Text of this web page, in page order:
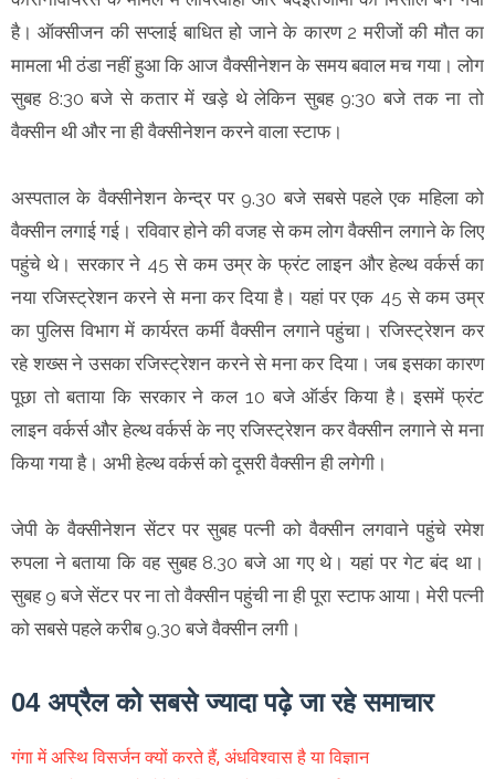
है। ऑक्सीजन की सप्लाई बाधित हो जाने के कारण 2 मरीजों की मौत का
मामला भी ठंडा नहीं हुआ कि आज वैक्सीनेशन के समय बवाल मच गया। लोग
सुबह 8:30 बजे से कतार में खड़े थे लेकिन सुबह 9:30 बजे तक ना तो
वैक्सीन थी और ना ही वैक्सीनेशन करने वाला स्टाफ।
अस्पताल के वैक्सीनेशन केन्द्र पर 9.30 बजे सबसे पहले एक महिला को
वैक्सीन लगाई गई। रविवार होने की वजह से कम लोग वैक्सीन लगाने के लिए
पहुंचे थे। सरकार ने 45 से कम उम्र के फ्रंट लाइन और हेल्थ वर्कर्स का
नया रजिस्ट्रेशन करने से मना कर दिया है। यहां पर एक 45 से कम उम्र
का पुलिस विभाग में कार्यरत कर्मी वैक्सीन लगाने पहुंचा। रजिस्ट्रेशन कर
रहे शख्स ने उसका रजिस्ट्रेशन करने से मना कर दिया। जब इसका कारण
पूछा तो बताया कि सरकार ने कल 10 बजे ऑर्डर किया है। इसमें फ्रंट
लाइन वर्कर्स और हेल्थ वर्कर्स के नए रजिस्ट्रेशन कर वैक्सीन लगाने से मना
किया गया है। अभी हेल्थ वर्कर्स को दूसरी वैक्सीन ही लगेगी।
जेपी के वैक्सीनेशन सेंटर पर सुबह पत्नी को वैक्सीन लगवाने पहुंचे रमेश
रुपला ने बताया कि वह सुबह 8.30 बजे आ गए थे। यहां पर गेट बंद था।
सुबह 9 बजे सेंटर पर ना तो वैक्सीन पहुंची ना ही पूरा स्टाफ आया। मेरी पत्नी
को सबसे पहले करीब 9.30 बजे वैक्सीन लगी।
04 अप्रैल को सबसे ज्यादा पढ़े जा रहे समाचार
गंगा में अस्थि विसर्जन क्यों करते हैं, अंधविश्वास है या विज्ञान